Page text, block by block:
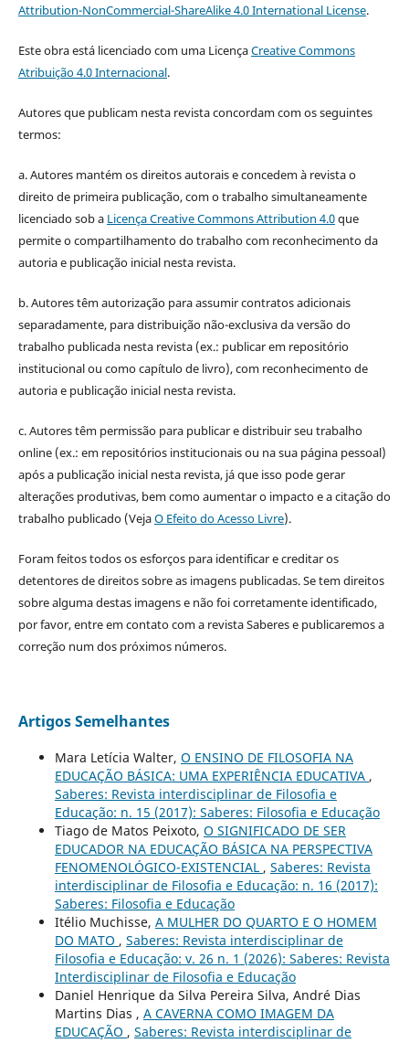
Attribution-NonCommercial-ShareAlike 4.0 International License.
Este obra está licenciado com uma LicençaCreative Commons
Atribuição 4.0 Internacional.
Autores que publicam nesta revista concordam com os seguintes
termos:
a. Autores mantém os direitos autorais e concedem à revista o
direito de primeira publicação, com o trabalho simultaneamente
licenciado sob a Licença Creative Commons Attribution 4.0que
permite o compartilhamento do trabalho com reconhecimento da
autoria e publicação inicial nesta revista.
b. Autores têm autorização para assumir contratos adicionais
separadamente, para distribuição não-exclusiva da versão do
trabalho publicada nesta revista (ex.: publicar em repositório
institucional ou como capítulo de livro), com reconhecimento de
autoria e publicação inicial nesta revista.
c. Autores têm permissão para publicar e distribuir seu trabalho
online (ex.: em repositórios institucionais ou na sua página pessoal)
após a publicação inicial nesta revista, já que isso pode gerar
alterações produtivas, bem como aumentar o impacto e a citação do
trabalho publicado (VejaO Efeito do Acesso Livre).
Foram feitos todos os esforços para identificar e creditar os
detentores de direitos sobre as imagens publicadas. Se tem direitos
sobre alguma destas imagens e não foi corretamente identificado,
por favor, entre em contato com a revista Saberes e publicaremos a
correção num dos próximos números.
Artigos Semelhantes
Mara Letícia Walter, O ENSINO DE FILOSOFIA NA
EDUCAÇÃO BÁSICA: UMA EXPERIÊNCIA EDUCATIVA ,
Saberes: Revista interdisciplinar de Filosofia e
Educação: n. 15 (2017): Saberes: Filosofia e Educação
Tiago de Matos Peixoto, O SIGNIFICADO DE SER
EDUCADOR NA EDUCAÇÃO BÁSICA NA PERSPECTIVA
FENOMENOLÓGICO-EXISTENCIAL , Saberes: Revista
interdisciplinar de Filosofia e Educação: n. 16 (2017):
Saberes: Filosofia e Educação
Itélio Muchisse, A MULHER DO QUARTO E O HOMEM
DO MATO , Saberes: Revista interdisciplinar de
Filosofia e Educação: v. 26 n. 1 (2026): Saberes: Revista
Interdisciplinar de Filosofia e Educação
Daniel Henrique da Silva Pereira Silva, André Dias
Martins Dias , A CAVERNA COMO IMAGEM DA
EDUCAÇÃO , Saberes: Revista interdisciplinar de